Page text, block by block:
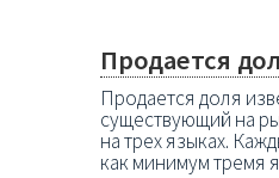
Продается
Продается доля
существующий на
на трех языках.
как минимум тремя